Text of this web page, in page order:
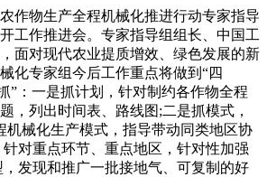
作物生产全程机械化推进行动专家指导
工作推进会。专家指导组组长、中国工
面对现代农业提质增效、绿色发展的新
化专家组今后工作重点将做到“四
”：一是抓计划，针对制约各作物全程
，列出时间表、路线图;二是抓模式，
机械化生产模式，指导带动同类地区协
对重点环节、重点地区，针对性加强
发现和推广一批接地气、可复制的好